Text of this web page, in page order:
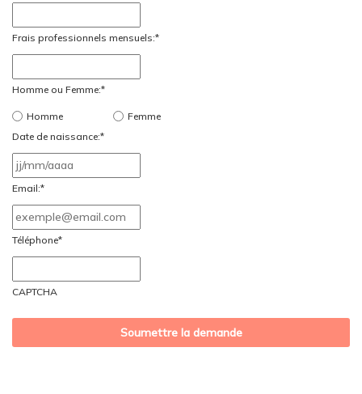
Frais professionnels mensuels:*
Homme ou Femme:*
Homme
Femme
Date de naissance:*
slash
MM
Email:*
Téléphone*
CAPTCHA